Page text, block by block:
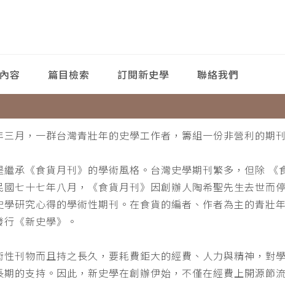
容 篇目檢索 訂閱新史學 聯絡我們
三月，一群台灣青壯年的史學工作者，籌組一份非營利的
繼承《食貨月刊》的學術風格。台灣史學期刊繁多，但除
國七十七年八月，《食貨月刊》因創辦人陶希聖先生去世而
學研究心得的學術性期刊。在食貨的編者、作者為主的青壯
《新史學》。
性刊物而且持之長久，要耗費鉅大的經費、人力與精神，對
期的支持。因此，新史學在創辦伊始，不僅在經費上開源節